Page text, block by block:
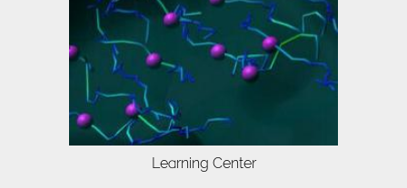
Identify which Imaris package best suits
your research needs.
Learning Center